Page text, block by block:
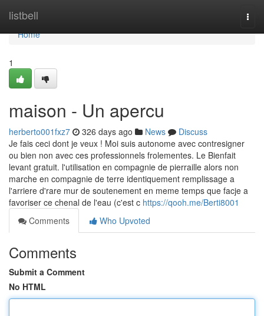
listbell
Home
Home
1
maison - Un apercu
herberto001fxz7 326 days ago News
Discuss
Je fais ceci dont je veux ! Moi suis autonome avec contresigner
ou bien non avec ces professionnels frolementes. Le Bienfait
levant gratuit. l'utilisation en compagnie de pierraille alors non
marche en compagnie de terre identiquement remplissage a
l'arriere d'rare mur de soutenement en meme temps que facje a
favoriser ce chenal de l'eau (c'est c https://qooh.me/Berti8001
Comments
Who Upvoted
Comments
Submit a Comment
No HTML